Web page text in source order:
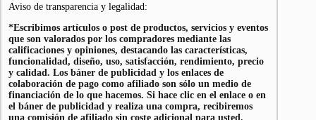
Aviso de transparencia y legalidad:
*Escribimos artículos o post de productos, servicios y eventos
que son valorados por los compradores mediante las
calificaciones y opiniones, destacando las características,
funcionalidad, diseño, uso, satisfacción, rendimiento, precio
y calidad. Los báner de publicidad y los enlaces de
colaboración de pago como afiliado son sólo un medio de
financiación de lo que hacemos. Si hace clic en el enlace o en
el báner de publicidad y realiza una compra, recibiremos
una comisión de afiliado sin coste adicional para usted.